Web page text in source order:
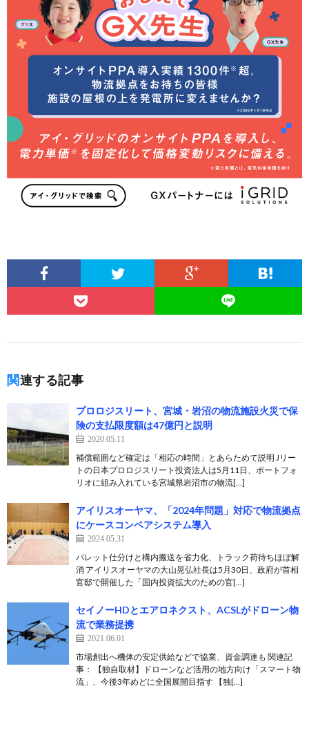
関連する記事
プロロジスリート、宮城・岩沼の物流施設火災で保
険の支払限度額は47億円と説明
2020.05.11
補償範囲など確定は「相応の時間」とあらためて説明 Jリー
トの日本プロロジスリート投資法人は5月11日、ポートフォ
リオに組み入れている宮城県岩沼市の物流[…]
アイリスオーヤマ、「2024年問題」対応で物流拠点
にケースコンベアシステム導入
2024.05.31
パレット仕分けと構内搬送を省力化、トラック荷待ちほぼ解
消 アイリスオーヤマの大山晃弘社長は5月30日、政府が首相
官邸で開催した「国内投資拡大のための官[…]
セイノーHDとエアロネクスト、ACSLがドローン物
流で業務提携
2021.06.01
市場創出へ機体の安定供給などで協業、資金調達も 関連記
事： 【独自取材】ドローンなど活用の地方向け「スマート物
流」、今後3年めどに全国展開目指す 【独[…]